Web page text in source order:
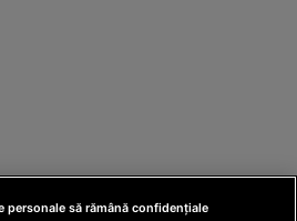
personale să rămână confidențiale